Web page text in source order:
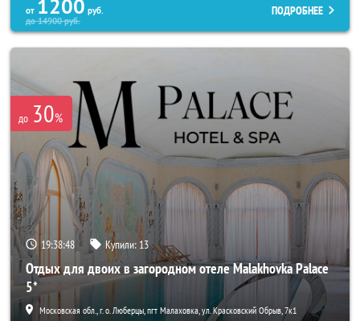
от 1200 руб.
до14900руб.
ПОДРОБНЕЕ
до 30%
19:38:46 Купили: 13
Отдых для двоих в загородном отеле Malakhovka Palace
5*
Московская обл., г. о. Люберцы, пгт Малаховка, ул. Красковский Обрыв, 7к1